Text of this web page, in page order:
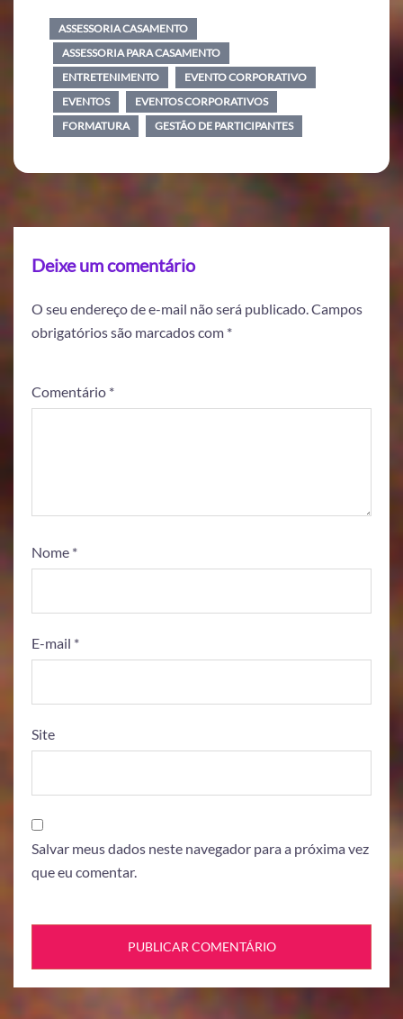
ASSESSORIA CASAMENTO
ASSESSORIA PARA CASAMENTO
ENTRETENIMENTO
EVENTO CORPORATIVO
EVENTOS
EVENTOS CORPORATIVOS
FORMATURA
GESTÃO DE PARTICIPANTES
Deixe um comentário
O seu endereço de e-mail não será publicado.Campos
obrigatórios são marcados com *
Comentário *
Nome *
E-mail *
Site
Salvar meus dados neste navegador para a próxima vez
que eu comentar.